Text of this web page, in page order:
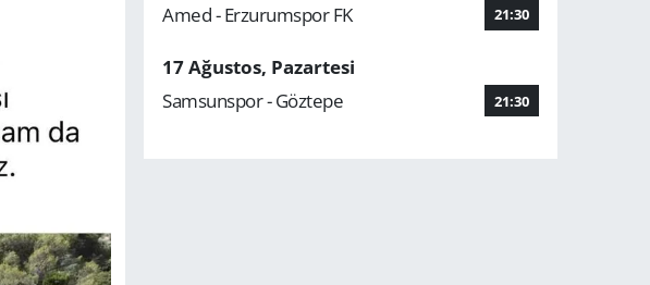
Amed - Erzurumspor FK 21:30
17 Ağustos, Pazartesi
Samsunspor - Göztepe
21:30